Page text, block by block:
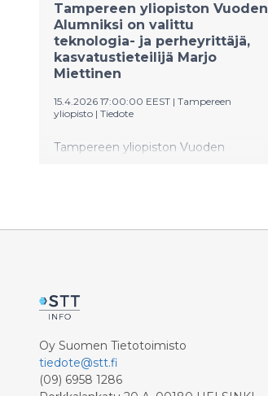
Tampereen yliopiston Vuoden
Alumniksi on valittu
teknologia- ja perheyrittäjä,
kasvatustieteilijä Marjo
Miettinen
15.4.2026 17:00:00 EEST | Tampereen
yliopisto | Tiedote
Tampereen yliopiston Vuoden
Marjo Miettinen. Valintaan vaikutti
tehtävässään Ensto Oy:ssä hän
edistää vihreää siirtymää sekä
sähkönjakelua. Nimitys julkistettiin
yliopiston vuosijuhlassa keskiviikkona
15.4.
Oy Suomen Tietotoimisto
tiedote@stt.fi
(09) 6958 1286